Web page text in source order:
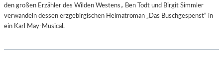
den großen Erzähler des Wilden Westens,. Ben Todt und Birgit Simmler
verwandeln dessen erzgebirgischen Heimatroman „Das Buschgespenst“ in
ein Karl May-Musical.